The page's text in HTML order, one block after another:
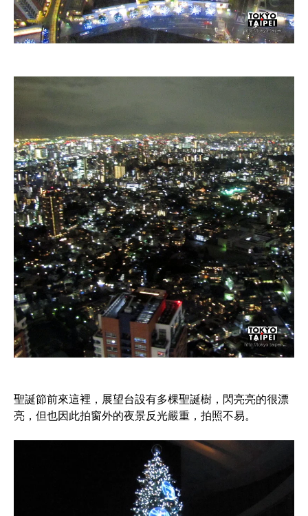
聖誕節前來這裡，展望台設有多棵聖誕樹，閃亮亮的很漂
亮，但也因此拍窗外的夜景反光嚴重，拍照不易。